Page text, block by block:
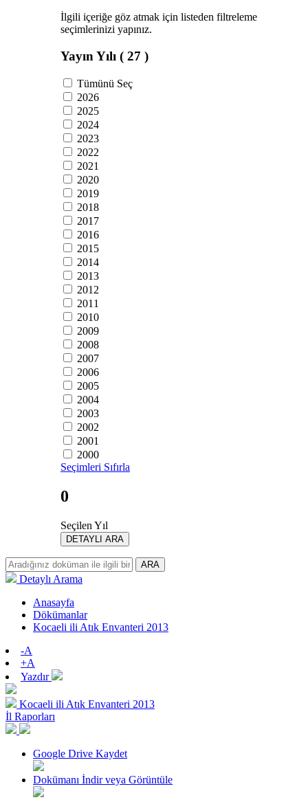
İlgili içeriğe göz atmak için listeden filtreleme
seçimlerinizi yapınız.
Yayın Yılı ( 27 )
Tümünü Seç
2026
2025
2024
2023
2022
2021
2020
2019
2018
2017
2016
2015
2014
2013
2012
2011
2010
2009
2008
2007
2006
2005
2004
2003
2002
2001
2000
Seçimleri Sıfırla
0
Seçilen Yıl
DETAYLI ARA
ARA
Detaylı Arama
Anasayfa
Dökümanlar
Kocaeli ili Atık Envanteri 2013
-A
+A
Yazdır
Kocaeli ili Atık Envanteri 2013
İl Raporları
Google Drive Kaydet
Dokümanı İndir veya Görüntüle